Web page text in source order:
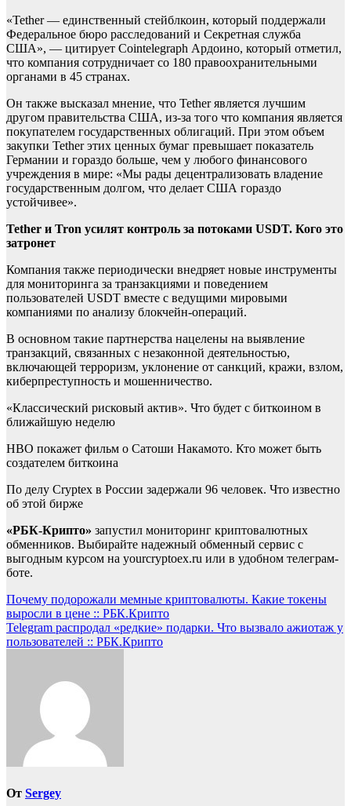
«Tether — единственный стейблкоин, который поддержали
Федеральное бюро расследований и Секретная служба
США», — цитирует Cointelegraph Ардоино, который отметил,
что компания сотрудничает со 180 правоохранительными
органами в 45 странах.
Он также высказал мнение, что Tether является лучшим
другом правительства США, из-за того что компания является
покупателем государственных облигаций. При этом объем
закупки Tether этих ценных бумаг превышает показатель
Германии и гораздо больше, чем у любого финансового
учреждения в мире: «Мы рады децентрализовать владение
государственным долгом, что делает США гораздо
устойчивее».
Tether и Tron усилят контроль за потоками USDT. Кого это
затронет
Компания также периодически внедряет новые инструменты
для мониторинга за транзакциями и поведением
пользователей USDT вместе с ведущими мировыми
компаниями по анализу блокчейн-операций.
В основном такие партнерства нацелены на выявление
транзакций, связанных с незаконной деятельностью,
включающей терроризм, уклонение от санкций, кражи, взлом,
киберпреступность и мошенничество.
«Классический рисковый актив». Что будет с биткоином в
ближайшую неделю
HBO покажет фильм о Сатоши Накамото. Кто может быть
создателем биткоина
По делу Cryptex в России задержали 96 человек. Что известно
об этой бирже
«РБК-Крипто» запустил мониторинг криптовалютных
обменников. Выбирайте надежный обменный сервис с
выгодным курсом на yourcryptoex.ru или в удобном телеграм-
боте.
Навигация
по
записям
Почему подорожали мемные криптовалюты. Какие токены
выросли в цене :: РБК.Крипто
Telegram распродал «редкие» подарки. Что вызвало ажиотаж у
пользователей :: РБК.Крипто
От Sergey